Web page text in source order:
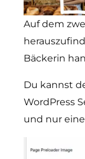
Auf dem
Bäckerin
Du kannst
WordPress
und nur